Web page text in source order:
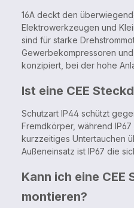
16A deckt den
Elektrowerkzeugen und
sind für starke
Gewerbekompressoren
konzipiert, bei der hohe
Ist eine CEE
Schutzart IP44 schützt
Fremdkörper, während
kurzzeitiges Untertauchen
Außeneinsatz ist IP67 die
Kann ich eine
montieren?